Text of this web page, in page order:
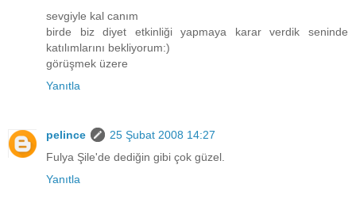
sevgiyle kal canım
birde biz diyet etkinliği yapmaya karar verdik seninde
katılımlarını bekliyorum:)
görüşmek üzere
Yanıtla
pelince
25 Şubat 2008 14:27
Fulya Şile'de dediğin gibi çok güzel.
Yanıtla